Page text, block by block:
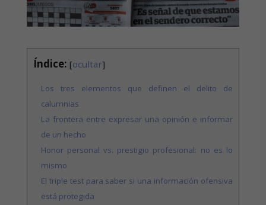
Índice: [ocultar]
Los tres elementos que definen el delito de
calumnias
La frontera entre expresar una opinión e informar
de un hecho
Honor personal vs. prestigio profesional: no es lo
mismo
El triple test para saber si una información ofensiva
está protegida